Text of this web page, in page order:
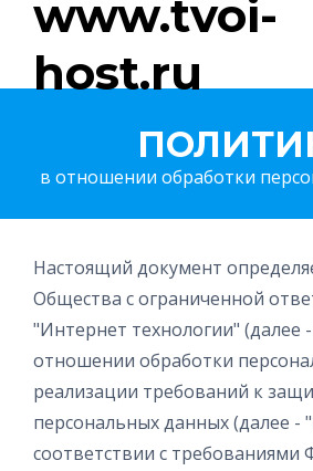
www.tvoi-
host.ru
в отношении обработки
Настоящий документ
Общества с ограниченной
"Интернет технологии" (далее
отношении обработки
реализации требований к
персональных данных (далее -
соответствии с требованиями